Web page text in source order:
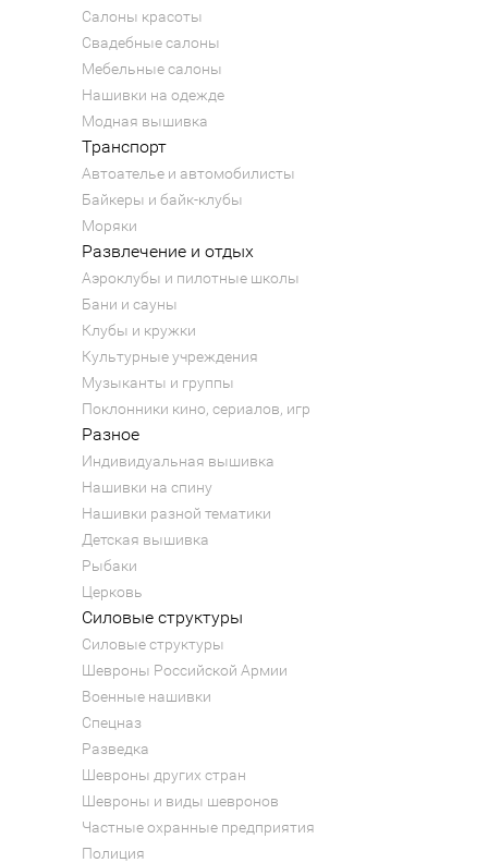
Салоны красоты
Свадебные салоны
Мебельные салоны
Нашивки на одежде
Модная вышивка
Транспорт
Автоателье и автомобилисты
Байкеры и байк-клубы
Моряки
Развлечение и отдых
Аэроклубы и пилотные школы
Бани и сауны
Клубы и кружки
Культурные учреждения
Музыканты и группы
Поклонники кино, сериалов, игр
Разное
Индивидуальная вышивка
Нашивки на спину
Нашивки разной тематики
Детская вышивка
Рыбаки
Церковь
Силовые структуры
Силовые структуры
Шевроны Российской Армии
Военные нашивки
Спецназ
Разведка
Шевроны других стран
Шевроны и виды шевронов
Частные охранные предприятия
Полиция